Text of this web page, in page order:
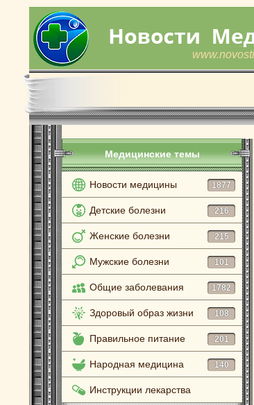
Медицинские темы
Новости медицины 1877
Детские болезни 216
Женские болезни 215
Мужские болезни 101
Общие заболевания 1782
Здоровый образ жизни 108
Правильное питание 201
Народная медицина 140
Инструкции лекарства